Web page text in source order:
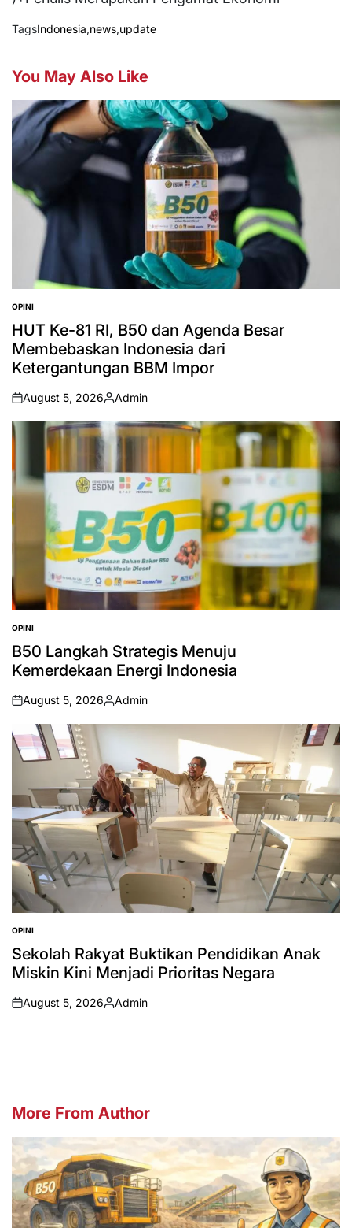
TagsIndonesia,news,update
You May Also Like
POSTED
IN
OPINI
HUT Ke-81 RI, B50 dan Agenda Besar
Membebaskan Indonesia dari
Ketergantungan BBM Impor
on
August 5, 2026
Posted
by
Admin
POSTED
IN
OPINI
B50 Langkah Strategis Menuju
Kemerdekaan Energi Indonesia
on
August 5, 2026
Posted
by
Admin
POSTED
IN
OPINI
Sekolah Rakyat Buktikan Pendidikan Anak
Miskin Kini Menjadi Prioritas Negara
on
August 5, 2026
Posted
Admin
More From Author